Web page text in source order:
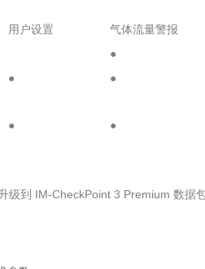
用户设置
气体流量警报
●
● ●
● ●
级到 IM-CheckPoint 3 Premium 数据